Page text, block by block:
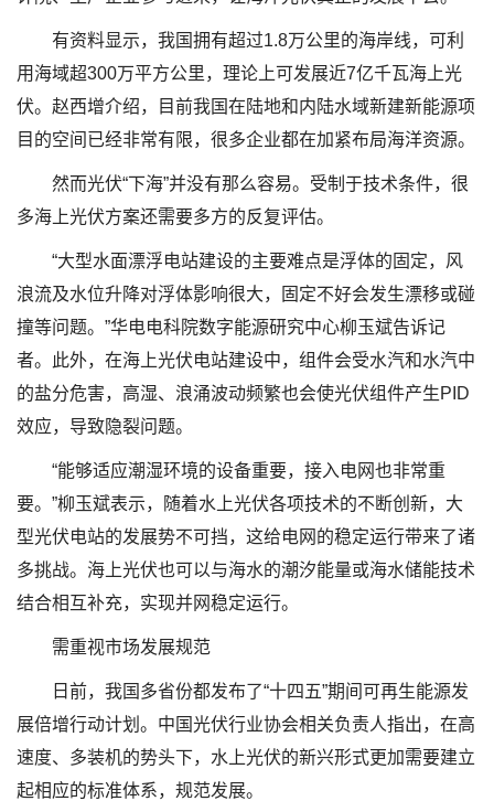
有资料显示，我国拥有超过1.8万公里的海岸线，可利
用海域超300万平方公里，理论上可发展近7亿千瓦海上光
伏。赵西增介绍，目前我国在陆地和内陆水域新建新能源项
目的空间已经非常有限，很多企业都在加紧布局海洋资源。
然而光伏“下海”并没有那么容易。受制于技术条件，很
多海上光伏方案还需要多方的反复评估。
“大型水面漂浮电站建设的主要难点是浮体的固定，风
浪流及水位升降对浮体影响很大，固定不好会发生漂移或碰
撞等问题。”华电电科院数字能源研究中心柳玉斌告诉记
者。此外，在海上光伏电站建设中，组件会受水汽和水汽中
的盐分危害，高湿、浪涌波动频繁也会使光伏组件产生PID
效应，导致隐裂问题。
“能够适应潮湿环境的设备重要，接入电网也非常重
要。”柳玉斌表示，随着水上光伏各项技术的不断创新，大
型光伏电站的发展势不可挡，这给电网的稳定运行带来了诸
多挑战。海上光伏也可以与海水的潮汐能量或海水储能技术
结合相互补充，实现并网稳定运行。
需重视市场发展规范
日前，我国多省份都发布了“十四五”期间可再生能源发
展倍增行动计划。中国光伏行业协会相关负责人指出，在高
速度、多装机的势头下，水上光伏的新兴形式更加需要建立
起相应的标准体系，规范发展。